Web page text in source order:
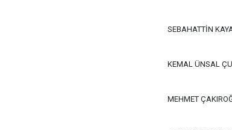
SEBAHATTİN
KEMAL ÜNSAL
MEHMET